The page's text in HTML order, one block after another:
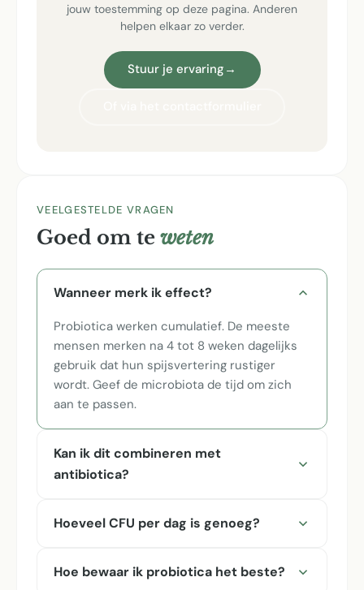
jouw toestemming op deze pagina. Anderen
helpen elkaar zo verder.
Stuur je ervaring →
VEELGESTELDE VRAGEN
Goed om te weten
Wanneer merk ik effect?
Probiotica werken cumulatief. De meeste
mensen merken na 4 tot 8 weken dagelijks
gebruik dat hun spijsvertering rustiger
wordt. Geef de microbiota de tijd om zich
aan te passen.
Kan ik dit combineren met
antibiotica?
Hoeveel CFU per dag is genoeg?
Hoe bewaar ik probiotica het beste?